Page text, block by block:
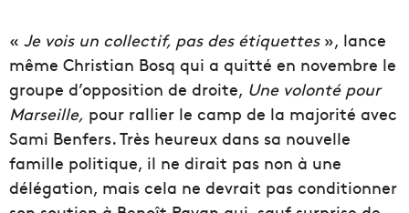
« Je vois un collectif, pas des étiquettes», lance
même Christian Bosq qui a quitté en novembre le
groupe d’opposition de droite, Une volonté pour
Marseille, pour rallier le camp de la majorité avec
Sami Benfers. Très heureux dans sa nouvelle
famille politique, il ne dirait pas non à une
délégation, mais cela ne devrait pas conditionner